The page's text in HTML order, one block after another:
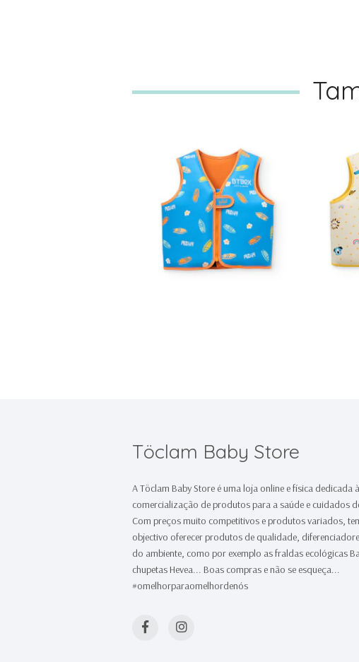
COLETE
FLUTUADOR
SURF-BTBOX
31,95€
Töclam Baby Store
A Töclam Baby Store é uma loja online e física dedicada à
comercialização de produtos para a saúde e cuidados
Com preços muito competitivos e produtos variados,
objectivo oferecer produtos de qualidade,
do ambiente, como por exemplo as fraldas ecológicas
chupetas Hevea... Boas compras e não se esqueça...
#omelhorparaomelhordenós